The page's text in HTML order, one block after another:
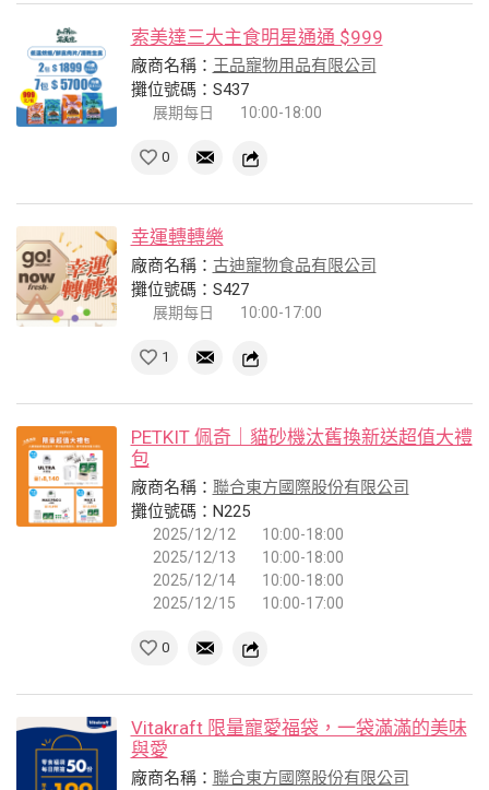
索美達三大主食明星通通 $999
廠商名稱： 王品寵物用品有限公司
攤位號碼：S437
展期每日 10:00-18:00
0
幸運轉轉樂
廠商名稱： 古迪寵物食品有限公司
攤位號碼：S427
展期每日 10:00-17:00
1
PETKIT 佩奇｜貓砂機汰舊換新送超值大禮
包
廠商名稱： 聯合東方國際股份有限公司
攤位號碼：N225
2025/12/12
10:00-18:00
2025/12/13
10:00-18:00
2025/12/14
10:00-18:00
2025/12/15
10:00-17:00
0
Vitakraft 限量寵愛福袋，一袋滿滿的美味
與愛
廠商名稱： 聯合東方國際股份有限公司